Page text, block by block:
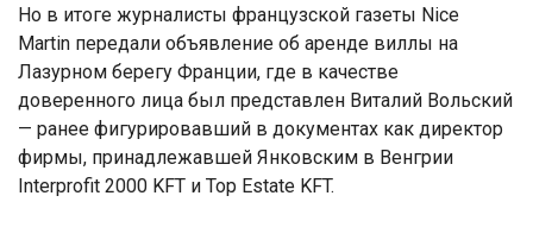
Но в итоге журналисты французской газеты Nice
Martin передали объявление об аренде виллы на
Лазурном берегу Франции, где в качестве
доверенного лица был представлен Виталий Вольский
— ранее фигурировавший в документах как директор
фирмы, принадлежавшей Янковским в Венгрии
Interprofit 2000 KFT и Top Estate KFT.